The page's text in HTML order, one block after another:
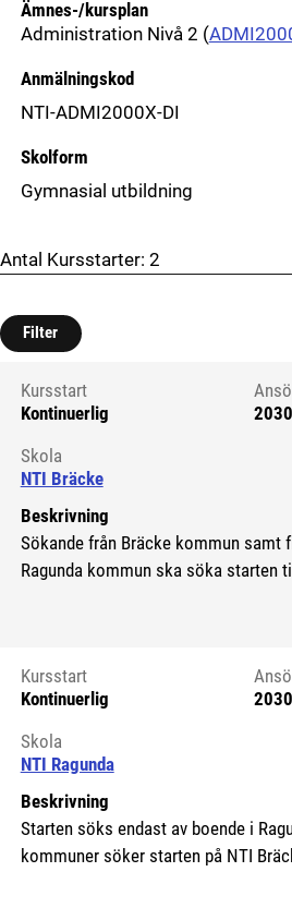
Ämnes-/kursplan
Administration Nivå 2 (
Anmälningskod
NTI-ADMI2000X-DI
Skolform
Gymnasial utbildning
Antal Kursstarter: 2
Filter
Kursstart 6283614
Kursstart
Kontinuerlig
Skola
NTI Bräcke
Beskrivning
Sökande från Bräcke kommun samt
Ragunda kommun ska söka starten
Kursstart 6078471
Kursstart
Kontinuerlig
Skola
NTI Ragunda
Beskrivning
Starten söks endast av boende i
kommuner söker starten på NTI